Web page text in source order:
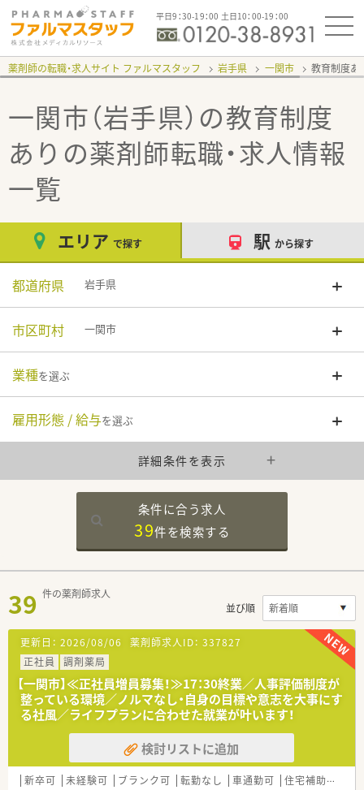
平日9：30-19：00 土日10：00-19：00
薬剤師の転職・求人サイト ファルマスタッフ 岩手県 一関市 教育制度
一関市（岩手県）の教育制度
あり の薬剤師転職・求人情報
一覧
エリア で探す 駅 から探す
都道府県 岩手県
市区町村 一関市
業種を選ぶ
雇用形態 / 給与を選ぶ
詳細条件を表示
条件に合う求人
39件を検索する
39 件の薬剤師求人
並び順
更新日： 2026/08/06 薬剤師求人ID： 337827
正社員
調剤薬局
【一関市】≪正社員増員募集！≫17：30終業／人事評価制度が
整っている環境／ノルマなし・自身の目標や意志を大事にす
る社風／ライフプランに合わせた就業が叶います！
検討リストに追加
新卒可 未経験可 ブランク可 転勤なし 車通勤可 住宅補助(手当)あり